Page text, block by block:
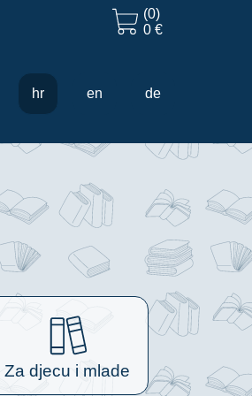
(0)
0 €
hr en de
Za djecu i mlade